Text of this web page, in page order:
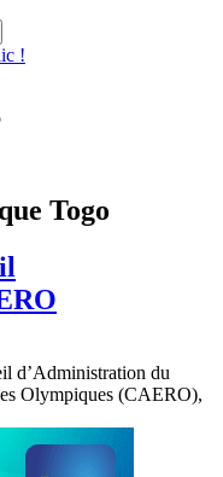
Togo
d’Administration du
Olympiques (CAERO),